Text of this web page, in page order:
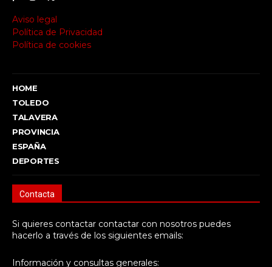
Aviso legal
Política de Privacidad
Política de cookies
HOME
TOLEDO
TALAVERA
PROVINCIA
ESPAÑA
DEPORTES
Contacta
Si quieres contactar contactar con nosotros puedes
hacerlo a través de los siguientes emails:
Información y consultas generales: